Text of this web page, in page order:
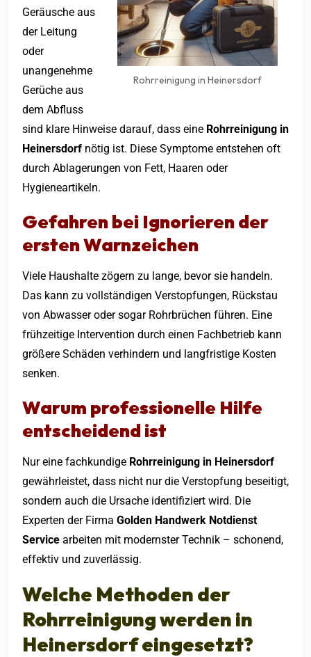
Rohrreinigung in Heinersdorf
Geräusche aus
der Leitung
oder
unangenehme
Gerüche aus
dem Abfluss
sind klare Hinweise darauf, dass eine Rohrreinigung in
Heinersdorf nötig ist. Diese Symptome entstehen oft
durch Ablagerungen von Fett, Haaren oder
Hygieneartikeln.
Gefahren bei Ignorieren der
ersten Warnzeichen
Viele Haushalte zögern zu lange, bevor sie handeln.
Das kann zu vollständigen Verstopfungen, Rückstau
von Abwasser oder sogar Rohrbrüchen führen. Eine
frühzeitige Intervention durch einen Fachbetrieb kann
größere Schäden verhindern und langfristige Kosten
senken.
Warum professionelle Hilfe
entscheidend ist
Nur eine fachkundige Rohrreinigung in Heinersdorf
gewährleistet, dass nicht nur die Verstopfung beseitigt,
sondern auch die Ursache identifiziert wird. Die
Experten der Firma Golden Handwerk Notdienst
Service arbeiten mit modernster Technik – schonend,
effektiv und zuverlässig.
Welche Methoden der
Rohrreinigung werden in
Heinersdorf eingesetzt?